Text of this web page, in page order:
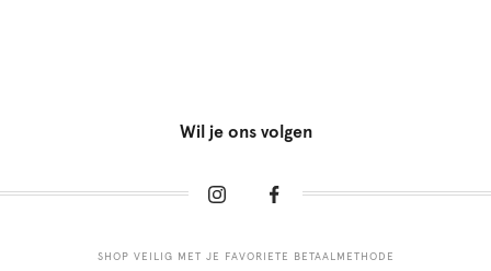
Wil je ons volgen
SHOP VEILIG MET JE FAVORIETE BETAALMETHODE